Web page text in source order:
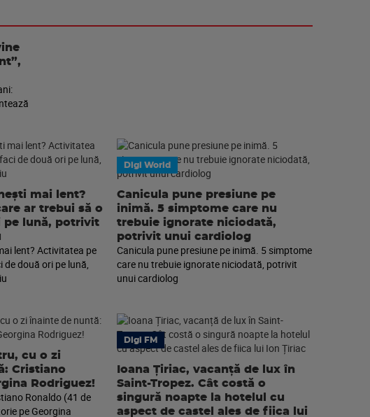
mai lent?
ar trebui să o
pe lună, potrivit
lent? Activitatea pe
două ori pe lună,
Digi World
Canicula pune presiune pe
inimă. 5 simptome care nu
trebuie ignorate niciodată,
potrivit unui cardiolog
Canicula pune presiune pe inimă. 5 simptome
care nu trebuie ignorate niciodată, potrivit
unui cardiolog
cu o zi
Cristiano
Rodriguez!
Ronaldo (41 de
pe Georgina
Digi FM
Ioana Țiriac, vacanță de lux în
Saint-Tropez. Cât costă o
singură noapte la hotelul cu
aspect de castel ales de fiica lui